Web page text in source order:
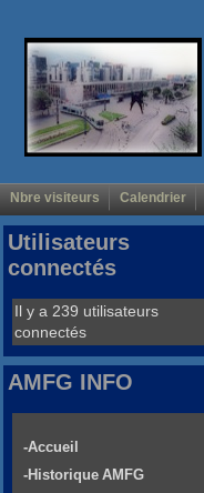
Nbre visiteurs Calendrier
Utilisateurs
connectés
Il y a 239 utilisateurs
connectés
AMFG INFO
-Accueil
-Historique AMFG